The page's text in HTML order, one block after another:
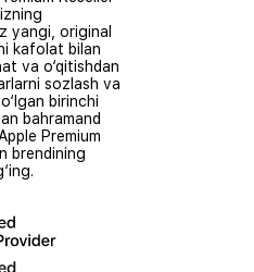
yangi, original
kafolat bilan
va o‘qitishdan
sozlash va
birinchi
bahramand
Premium
brendining